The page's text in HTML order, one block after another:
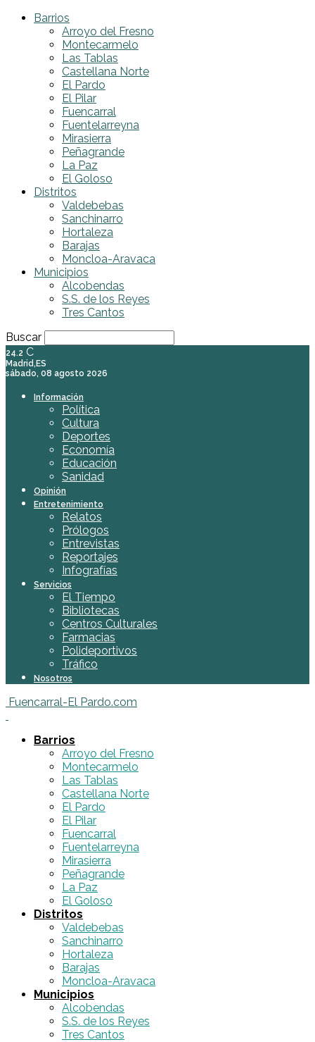
Barrios
Arroyo del Fresno
Montecarmelo
Las Tablas
Castellana Norte
El Pardo
El Pilar
Fuencarral
Fuentelarreyna
Mirasierra
Peñagrande
La Paz
El Goloso
Distritos
Valdebebas
Sanchinarro
Hortaleza
Barajas
Moncloa-Aravaca
Municipios
Alcobendas
S.S. de los Reyes
Tres Cantos
Buscar
24.2 C
Madrid,ES
sábado, 08 agosto 2026
Información
Política
Cultura
Deportes
Economía
Educación
Sanidad
Opinión
Entretenimiento
Relatos
Prólogos
Entrevistas
Reportajes
Infografías
Servicios
El Tiempo
Bibliotecas
Centros Culturales
Farmacias
Polideportivos
Tráfico
Nosotros
Fuencarral-El Pardo.com
Barrios
Arroyo del Fresno
Montecarmelo
Las Tablas
Castellana Norte
El Pardo
El Pilar
Fuencarral
Fuentelarreyna
Mirasierra
Peñagrande
La Paz
El Goloso
Distritos
Valdebebas
Sanchinarro
Hortaleza
Barajas
Moncloa-Aravaca
Municipios
Alcobendas
S.S. de los Reyes
Tres Cantos